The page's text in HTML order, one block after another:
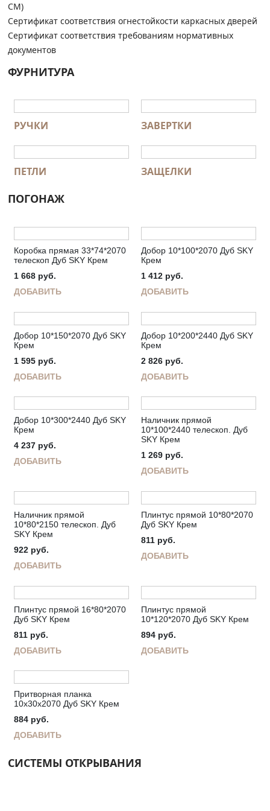
СМ)
Сертификат соответствия огнестойкости каркасных дверей
Сертификат соответствия требованиям нормативных
документов
ФУРНИТУРА
РУЧКИ ЗАВЕРТКИ
ПЕТЛИ ЗАЩЕЛКИ
ПОГОНАЖ
Коробка прямая 33*74*2070
телескоп Дуб SKY Крем
1 668 руб.
ДОБАВИТЬ
Добор 10*100*2070 Дуб SKY
Крем
1 412 руб.
ДОБАВИТЬ
Добор 10*150*2070 Дуб SKY
Крем
1 595 руб.
ДОБАВИТЬ
Добор 10*200*2440 Дуб SKY
Крем
2 826 руб.
ДОБАВИТЬ
Добор 10*300*2440 Дуб SKY
Крем
4 237 руб.
ДОБАВИТЬ
Наличник прямой
10*100*2440 телескоп. Дуб
SKY Крем
1 269 руб.
ДОБАВИТЬ
Наличник прямой
10*80*2150 телескоп. Дуб
SKY Крем
922 руб.
ДОБАВИТЬ
Плинтус прямой 10*80*2070
Дуб SKY Крем
811 руб.
ДОБАВИТЬ
Плинтус прямой 16*80*2070
Дуб SKY Крем
811 руб.
ДОБАВИТЬ
Плинтус прямой
10*120*2070 Дуб SKY Крем
894 руб.
ДОБАВИТЬ
Притворная планка
10х30х2070 Дуб SKY Крем
884 руб.
ДОБАВИТЬ
СИСТЕМЫ ОТКРЫВАНИЯ